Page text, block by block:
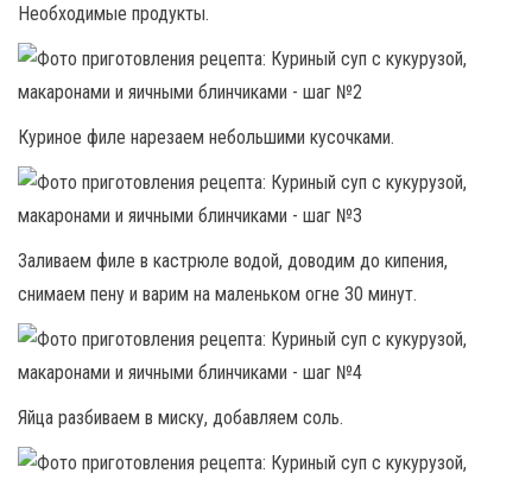
Необходимые продукты.
Куриное филе нарезаем небольшими кусочками.
Заливаем филе в кастрюле водой, доводим до кипения,
снимаем пену и варим на маленьком огне 30 минут.
Яйца разбиваем в миску, добавляем соль.